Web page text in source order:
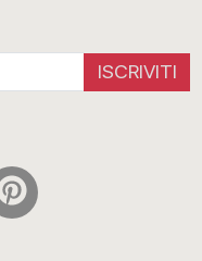
ISCRIVITI